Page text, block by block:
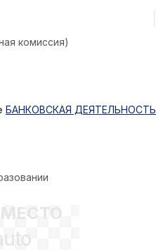
комиссия)
БАНКОВСКАЯ ДЕЯТЕЛЬНОСТЬ